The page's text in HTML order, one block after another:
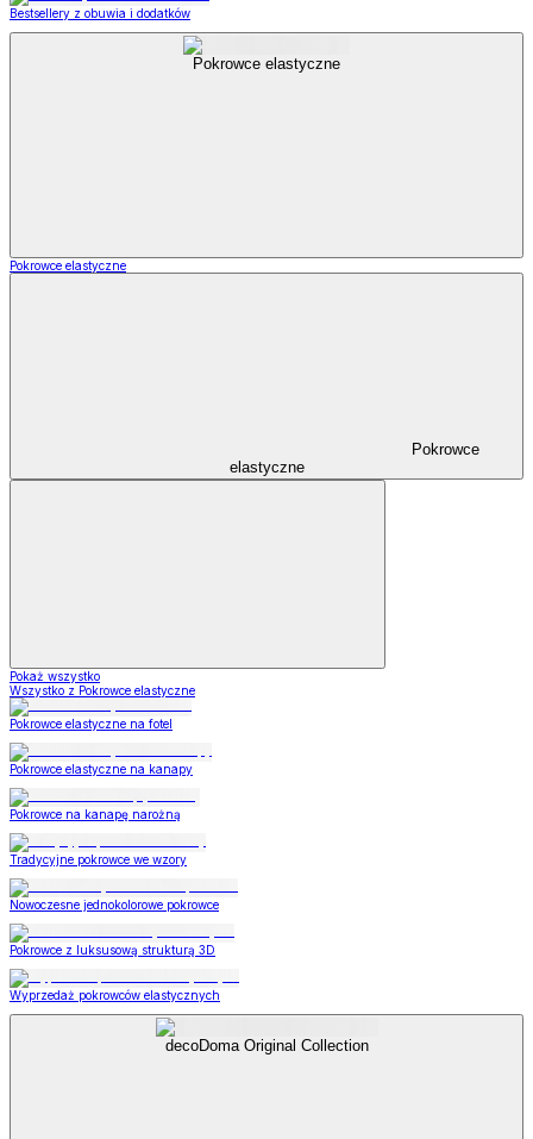
Bestsellery z obuwia i dodatków
Pokrowce elastyczne
Pokrowce elastyczne
Pokrowce
elastyczne
Pokaż wszystko
Wszystko z Pokrowce elastyczne
Pokrowce elastyczne na fotel
Pokrowce elastyczne na kanapy
Pokrowce na kanapę narożną
Tradycyjne pokrowce we wzory
Nowoczesne jednokolorowe pokrowce
Pokrowce z luksusową strukturą 3D
Wyprzedaż pokrowców elastycznych
decoDoma Original Collection